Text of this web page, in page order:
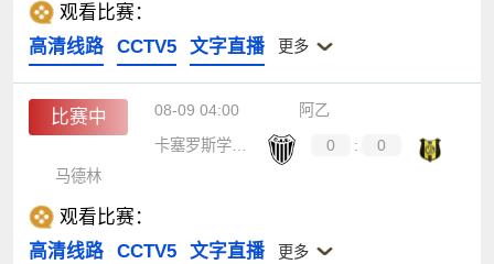
观看比赛：
高清线路
CCTV5 文字直播 更多
比赛中 08-09 04:00
阿乙
卡塞罗斯学生队
0 :
0
马德林
观看比赛：
高清线路
CCTV5 文字直播 更多